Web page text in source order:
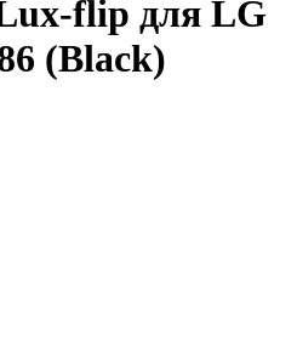
flip для LG
(Black)